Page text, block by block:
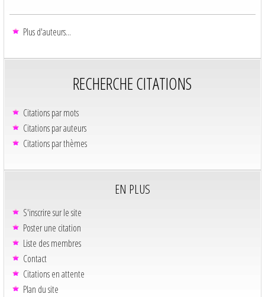
Plus d'auteurs...
RECHERCHE CITATIONS
Citations par mots
Citations par auteurs
Citations par thèmes
EN PLUS
S'inscrire sur le site
Poster une citation
Liste des membres
Contact
Citations en attente
Plan du site